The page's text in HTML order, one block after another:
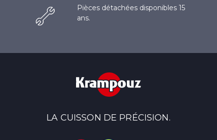
Pièces détachées disponibles 15
ans.
LA CUISSON DE PRÉCISION.